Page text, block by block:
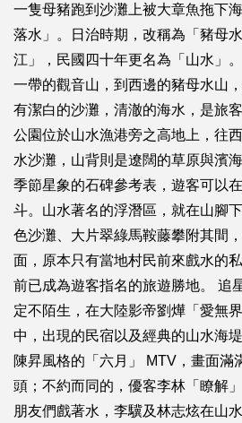
一隻母豬跑到沙灘上被大章魚拖下
落水」。日治時期，改稱為「豬母
江」，民國四十年更名為「山水」
一帶的觀音山，到西邊的豬母水山
有潔白的沙灘，清澈的海水，是旅
公園位於山水漁港旁之高地上，往
水沙灘，山背則是遼闊的草原與濱
季節星象的石碑參考表，遊客可以
斗。山水著名的浮潛區，就在山腳
色沙灘、大片翠綠馬鞍藤攀附其間
面，原本只有當地村民前來戲水的
前已成為遊客指名的旅遊勝地。 追
定不陌生，在大陸影帝劉燁「愛無
中，出現的民宿以及經典的山水海
陳昇風格的「六月」 MTV，畫面滿
頭；不約而同的，優客李林「瞭解
朋友們戲著水，李驥及林志炫在山